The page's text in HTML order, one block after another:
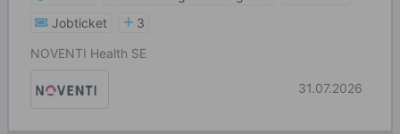
Jobticket
3
NOVENTI Health SE
31.07.2026